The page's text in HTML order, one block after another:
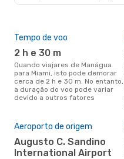
Tempo de voo
2 h e 30 m
Quando viajares de Manágua
para Miami, isto pode demorar
cerca de 2 h e 30 m. No entanto,
a duração do voo pode variar
devido a outros fatores
Aeroporto de origem
Augusto C. Sandino
International Airport